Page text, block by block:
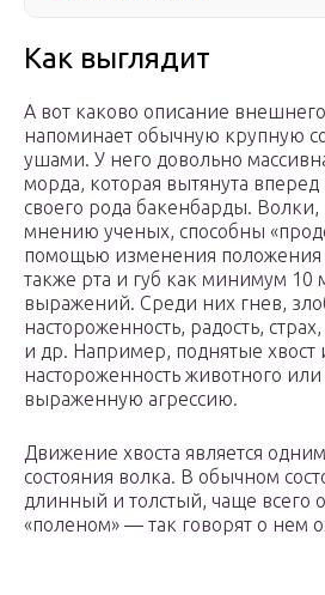
Как выглядит
А вот каково описание
напоминает обычную крупную
ушами. У него довольно
морда, которая вытянута
своего рода бакенбарды. Волки,
мнению ученых, способны
помощью изменения положения
также рта и губ как минимум 10
выражений. Среди них гнев,
настороженность, радость,
и др. Например, поднятые
настороженность животного
выраженную агрессию.
Движение хвоста является
состояния волка. В обычном
длинный и толстый, чаще всего
«поленом» — так говорят о нем